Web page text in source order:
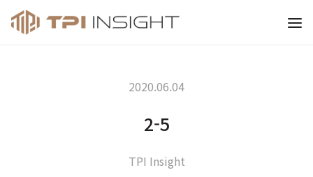
티피아이 인사이트
2020.06.04
2-5
TPI Insight